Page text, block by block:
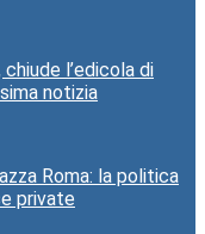
l’edicola di
notizia
Roma: la politica
private